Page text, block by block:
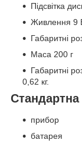
Підсвітка
Живлення 9
Габаритні
Маса 200 г
Габаритні
0,62 кг.
Стандартна
прибор
батарея